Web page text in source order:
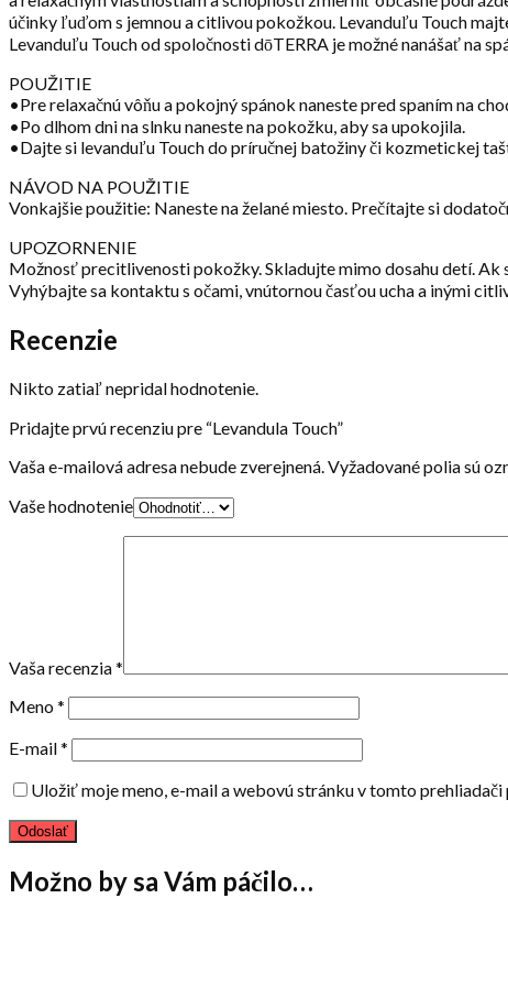
účinky ľuďom s jemnou a citlivou pokožkou. Levanduľu Touch
Levanduľu Touch od spoločnosti dōTERRA je možné nanášať na
POUŽITIE
•Pre relaxačnú vôňu a pokojný spánok naneste pred spaním na
•Po dlhom dni na slnku naneste na pokožku, aby sa upokojila.
•Dajte si levanduľu Touch do príručnej batožiny či kozmetickej
NÁVOD NA POUŽITIE
Vonkajšie použitie: Naneste na želané miesto. Prečítajte si
UPOZORNENIE
Možnosť precitlivenosti pokožky. Skladujte mimo dosahu detí.
Vyhýbajte sa kontaktu s očami, vnútornou časťou ucha a inými
Recenzie
Nikto zatiaľ nepridal hodnotenie.
Pridajte prvú recenziu pre “Levandula Touch”
Vaša e-mailová adresa nebude zverejnená.Vyžadované polia sú
Vaše hodnotenie
Vaša recenzia*
Meno*
E-mail*
Uložiť moje meno, e-mail a webovú stránku v tomto
Možno by sa Vám páčilo…